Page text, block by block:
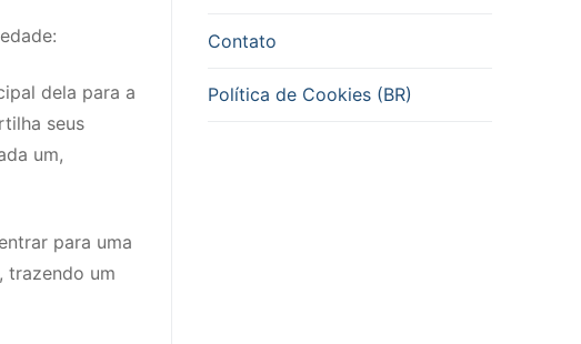
dela para a
seus
um,
para uma
trazendo um
Contato
Política de Cookies (BR)